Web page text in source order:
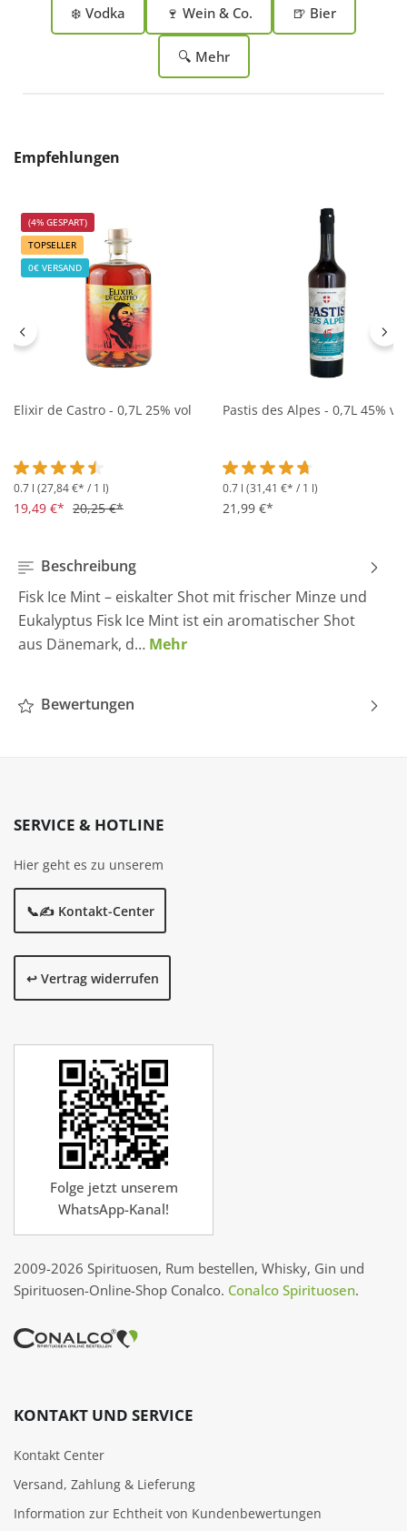
❄️ Vodka 🍷 Wein & Co. 🍺 Bier
🔍 Mehr
Produktgalerie überspringen
Empfehlungen
(4% GESPART)
TOPSELLER
0€ VERSAND
Elixir de Castro - 0,7L 25% vol
Durchschnittliche Bewertung von 4.5 von 5 Sternen
0.7 l (27,84 €* / 1 l)
19,49 €* 20,25 €*
Pastis des Alpes - 0,7L 45% vol
Durchschnittliche
0.7 l (31,41 €* / 1 l)
21,99 €*
Beschreibung
Fisk Ice Mint – eiskalter Shot mit frischer Minze und
Eukalyptus Fisk Ice Mint ist ein aromatischer Shot
aus Dänemark, d… Mehr
Bewertungen
SERVICE & HOTLINE
Hier geht es zu unserem
📞✍️ Kontakt-Center
↩️ Vertrag widerrufen
Folge jetzt unserem
WhatsApp-Kanal!
2009-2026 Spirituosen, Rum bestellen, Whisky, Gin und
Spirituosen-Online-Shop Conalco. Conalco Spirituosen.
KONTAKT UND SERVICE
Kontakt Center
Versand, Zahlung & Lieferung
Information zur Echtheit von Kundenbewertungen